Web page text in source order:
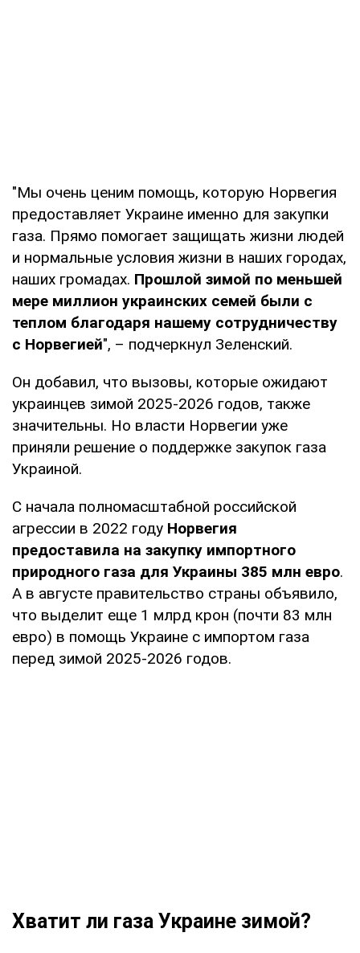
"Мы очень ценим помощь, которую Норвегия
предоставляет Украине именно для закупки
газа. Прямо помогает защищать жизни людей
и нормальные условия жизни в наших городах,
наших громадах. Прошлой зимой по меньшей
мере миллион украинских семей были с
теплом благодаря нашему сотрудничеству
с Норвегией", – подчеркнул Зеленский.
Он добавил, что вызовы, которые ожидают
украинцев зимой 2025-2026 годов, также
значительны. Но власти Норвегии уже
приняли решение о поддержке закупок газа
Украиной.
С начала полномасштабной российской
агрессии в 2022 году Норвегия
предоставила на закупку импортного
природного газа для Украины 385 млн евро.
А в августе правительство страны объявило,
что выделит еще 1 млрд крон (почти 83 млн
евро) в помощь Украине с импортом газа
перед зимой 2025-2026 годов.
Хватит ли газа Украине зимой?